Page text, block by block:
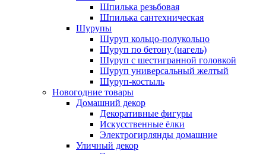
Шпилька резьбовая
Шпилька сантехническая
Шурупы
Шуруп кольцо-полукольцо
Шуруп по бетону (нагель)
Шуруп с шестигранной головкой
Шуруп универсальный желтый
Шуруп-костыль
Новогодние товары
Домашний декор
Декоративные фигуры
Искусственные ёлки
Электрогирлянды домашние
Уличный декор